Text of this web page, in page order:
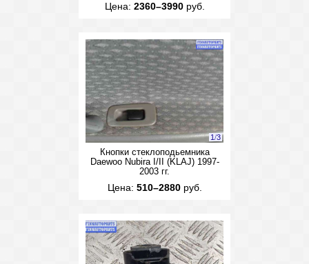
Цена: 2360–3990руб.
1/3
Кнопки стеклоподьемника
Daewoo Nubira I/II (KLAJ) 1997-
2003 гг.
Цена: 510–2880руб.